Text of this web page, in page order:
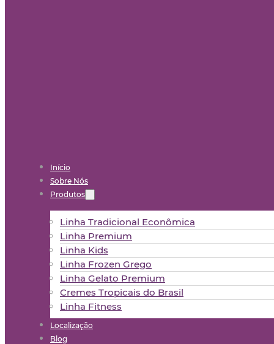
Início
Sobre Nós
Produtos
Linha Tradicional Econômica
Linha Premium
Linha Kids
Linha Frozen Grego
Linha Gelato Premium
Cremes Tropicais do Brasil
Linha Fitness
Localização
Blog